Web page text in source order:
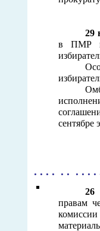
29
в ПМР
сентябре
. . . . . . . . . .
26
правам